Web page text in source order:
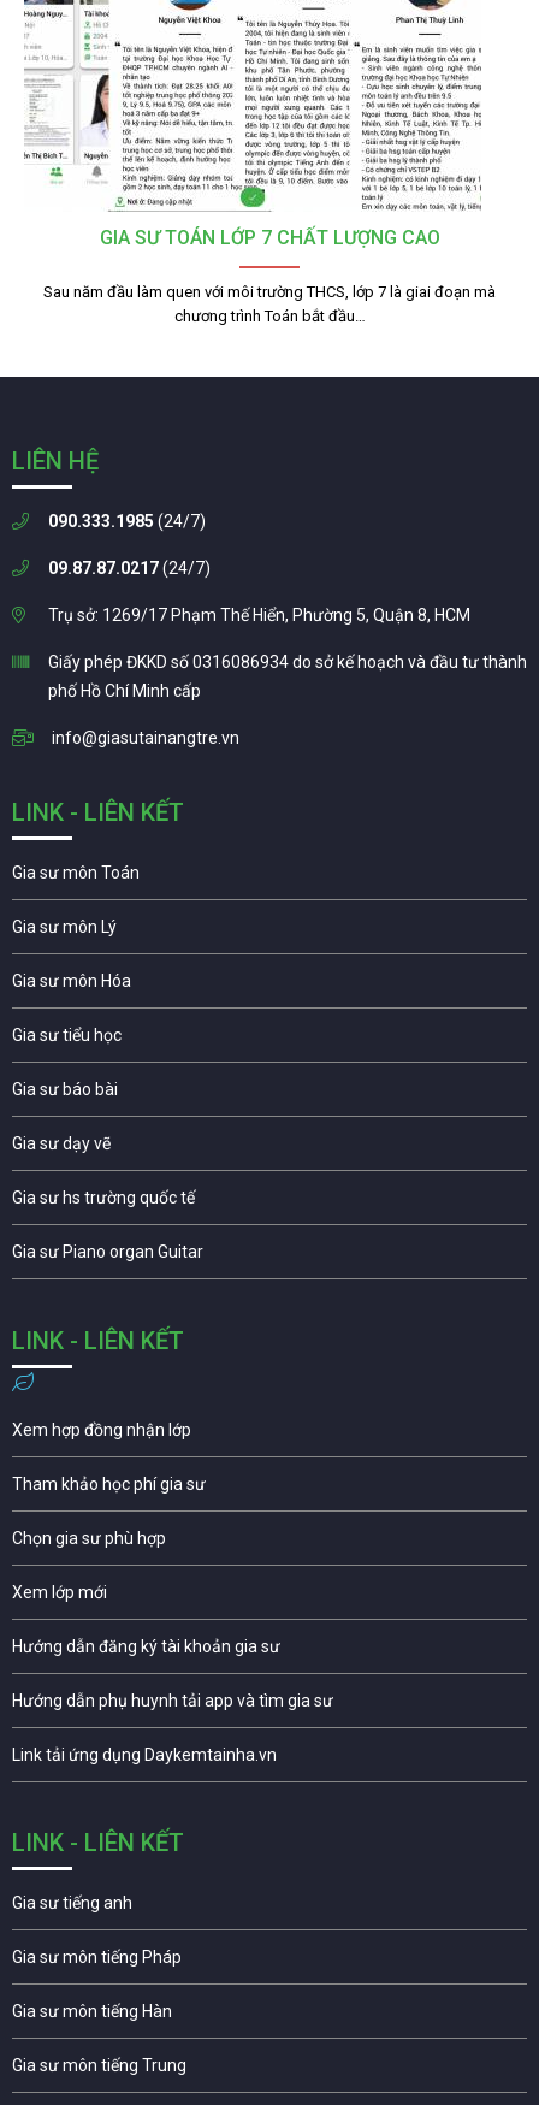
GIA SƯ TOÁN LỚP 7 CHẤT LƯỢNG CAO
Sau năm đầu làm quen với môi trường THCS, lớp 7 là giai đoạn mà
chương trình Toán bắt đầu…
LIÊN HỆ
090.333.1985 (24/7)
09.87.87.0217(24/7)
Trụ sở: 1269/17 Phạm Thế Hiển, Phường 5, Quận 8, HCM
Giấy phép ĐKKD số 0316086934 do sở kế hoạch và đầu tư thành
phố Hồ Chí Minh cấp
info@giasutainangtre.vn
LINK - LIÊN KẾT
Gia sư môn Toán
Gia sư môn Lý
Gia sư môn Hóa
Gia sư tiểu học
Gia sư báo bài
Gia sư dạy vẽ
Gia sư hs trường quốc tế
Gia sư Piano organ Guitar
LINK - LIÊN KẾT
Xem hợp đồng nhận lớp
Tham khảo học phí gia sư
Chọn gia sư phù hợp
Xem lớp mới
Hướng dẫn đăng ký tài khoản gia sư
Hướng dẫn phụ huynh tải app và tìm gia sư
Link tải ứng dụng Daykemtainha.vn
LINK - LIÊN KẾT
Gia sư tiếng anh
Gia sư môn tiếng Pháp
Gia sư môn tiếng Hàn
Gia sư môn tiếng Trung